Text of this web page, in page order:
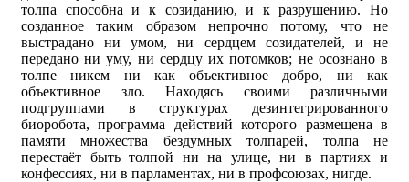
толпа способна и к созиданию, и к разрушению. Но
созданное таким образом непрочно потому, что не
выстрадано ни умом, ни сердцем созидателей, и не
передано ни уму, ни сердцу их потомков; не осознано в
толпе никем ни как объективное добро, ни как
объективное зло. Находясь своими различными
подгруппами в структурах дезинтегрированного
биоробота, программа действий которого размещена в
памяти множества бездумных толпарей, толпа не
перестаёт быть толпой ни на улице, ни в партиях и
конфессиях, ни в парламентах, ни в профсоюзах, нигде.